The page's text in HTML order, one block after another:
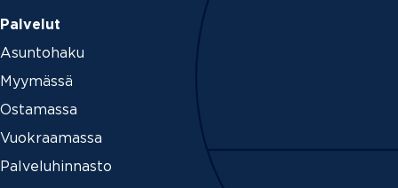
Palvelut
Asuntohaku
Myymässä
Ostamassa
Vuokraamassa
Palveluhinnasto